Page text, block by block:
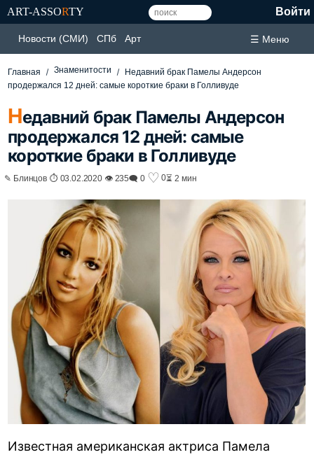
ART-ASSORTY Войти
Новости (СМИ) СПб Арт ☰ Меню
Главная Знаменитости
Недавний брак Памелы Андерсон
продержался 12 дней: самые короткие браки в Голливуде
Недавний брак Памелы Андерсон
продержался 12 дней: самые
короткие браки в Голливуде
✎ Блинцов ⏱ 03.02.2020 👁 235🗨 0 ♡ 0⏳ 2 мин
Известная американская актриса Памела